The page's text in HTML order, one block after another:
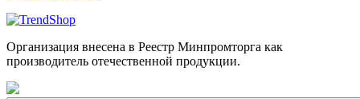
Организация внесена в Реестр Минпромторга как
производитель отечественной продукции.